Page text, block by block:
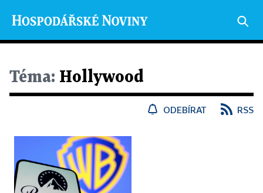
Téma: Hollywood
ODEBÍRAT RSS